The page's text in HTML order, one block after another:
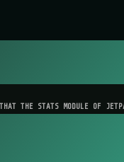
THE STATS MODULE OF